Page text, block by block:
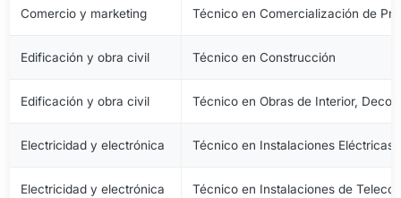
Comercio y marketing Técnico en Comercialización de
Edificación y obra civil Técnico en Construcción
Edificación y obra civil Técnico en Obras de Interior,
Electricidad y electrónica Técnico en Instalaciones Eléctricas
Electricidad y electrónica Técnico en Instalaciones de